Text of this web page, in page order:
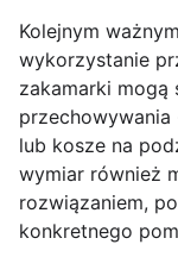
Kolejnym
wykorzystanie
zakamarki mogą
lub kosze na
wymiar również
rozwiązaniem,
konkretnego